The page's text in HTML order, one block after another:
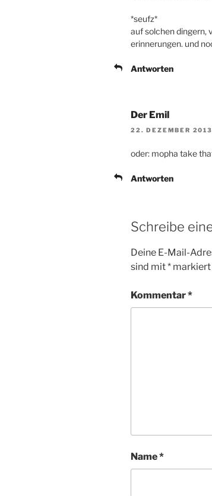
*seufz*
auf solchen dingern,
erinnerungen. und
Antworten
Der Emil
22. DEZEMBER
oder: mopha take
Antworten
Schreibe
Deine E-Mail-
sind mit* markiert
Kommentar*
Name*